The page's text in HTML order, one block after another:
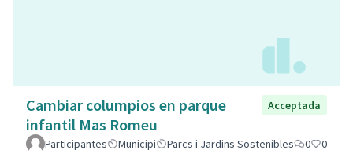
Cambiar columpios en parque
infantil Mas Romeu
Acceptada
Participantes Municipi Parcs i Jardins Sostenibles 0 0